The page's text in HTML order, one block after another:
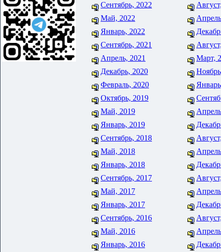
Сентябрь, 2022
Май, 2022
Январь, 2022
Сентябрь, 2021
Апрель, 2021
Март,
Декабрь, 2020
Февраль, 2020
Октябрь, 2019
Май, 2019
Январь, 2019
Сентябрь, 2018
Май, 2018
Январь, 2018
Сентябрь, 2017
Май, 2017
Январь, 2017
Сентябрь, 2016
Май, 2016
Январь, 2016